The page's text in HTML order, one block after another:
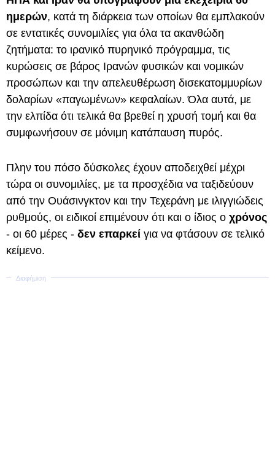
ημερών, κατά τη διάρκεια των οποίων θα εμπλακούν
σε εντατικές συνομιλίες για όλα τα ακανθώδη
ζητήματα: το ιρανικό πυρηνικό πρόγραμμα, τις
κυρώσεις σε βάρος Ιρανών φυσικών και νομικών
προσώπων και την απελευθέρωση δισεκατομμυρίων
δολαρίων «παγωμένων» κεφαλαίων. Όλα αυτά, με
την ελπίδα ότι τελικά θα βρεθεί η χρυσή τομή και θα
συμφωνήσουν σε μόνιμη κατάπαυση πυρός.
Πλην του πόσο δύσκολες έχουν αποδειχθεί μέχρι
τώρα οι συνομιλίες, με τα προσχέδια να ταξιδεύουν
από την Ουάσινγκτον και την Τεχεράνη με ιλιγγιώδεις
ρυθμούς, οι ειδικοί επιμένουν ότι και ο ίδιος ο χρόνος
- οι 60 μέρες - δεν επαρκεί για να φτάσουν σε τελικό
κείμενο.